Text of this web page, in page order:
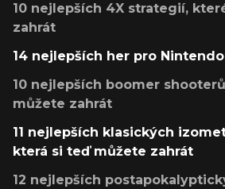
10 nejlepších 4X strategií,
zahrát
14 nejlepších her pro
10 nejlepších boomer
můžete zahrát
11 nejlepších klasických
která si teď můžete zahrát
12 nejlepších